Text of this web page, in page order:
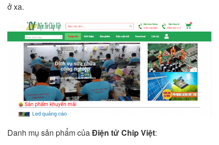
ở xa.
Danh mụ sản phẩm củaĐiện tử Chip Việt: